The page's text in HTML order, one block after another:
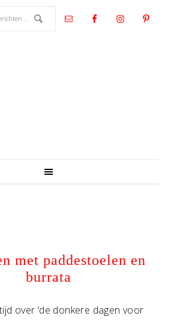
met paddestoelen en
burrata
over ‘de donkere dagen voor